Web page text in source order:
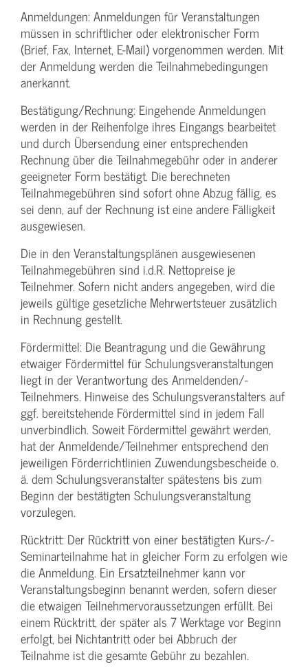
Anmeldungen: Anmeldungen für Veranstaltungen
müssen in schriftlicher oder elektronischer Form
(Brief, Fax, Internet, E-Mail) vorgenommen werden. Mit
der Anmeldung werden die Teilnahme­bedingungen
anerkannt.
Bestätigung­/Rechnung: Eingehende Anmeldungen
werden in der Reihenfolge ihres Eingangs bearbeitet
und durch Übersendung einer entsprechenden
Rechnung über die Teilnahmegebühr oder in anderer
geeigneter Form bestätigt. Die berechneten
Teilnahmegebühren sind sofort ohne Abzug fällig, es
sei denn, auf der Rechnung ist eine andere Fälligkeit
ausgewiesen.
Die in den Veranstaltungsplänen ausgewiesenen
Teilnahmegebühren sind i.d.R. Nettopreise je
Teilnehmer. Sofern nicht anders angegeben, wird die
jeweils gültige gesetzliche Mehrwertsteuer zusätzlich
in Rechnung gestellt.
Fördermittel: Die Beantragung und die Gewährung
etwaiger Fördermittel für Schulungs­veranstaltungen
liegt in der Verantwortung des Anmeldenden/­
Teilnehmers. Hinweise des Schulungs­veranstalters auf
ggf. bereitstehende Fördermittel sind in jedem Fall
unverbindlich. Soweit Fördermittel gewährt werden,
hat der Anmeldende/­Teilnehmer entsprechend den
jeweiligen Förderrichtlinien Zuwendungs­bescheide o.
ä. dem Schulungs­veranstalter spätestens bis zum
Beginn der bestätigten Schulungs­veranstaltung
vorzulegen.
Rücktritt: Der Rücktritt von einer bestätigten Kurs-/­
Seminarteilnahme hat in gleicher Form zu erfolgen wie
die Anmeldung. Ein Ersatzteilnehmer kann vor
Veranstaltungs­beginn benannt werden, sofern dieser
die etwaigen Teilnehmer­voraussetzungen erfüllt. Bei
einem Rücktritt, der später als 7 Werktage vor Beginn
erfolgt, bei Nichtantritt oder bei Abbruch der
Teilnahme ist die gesamte Gebühr zu bezahlen.